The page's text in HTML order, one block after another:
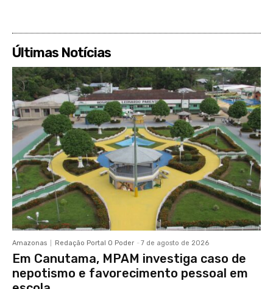
Últimas Notícias
Amazonas Redação Portal O Poder - 7 de agosto de 2026
Em Canutama, MPAM investiga caso de
nepotismo e favorecimento pessoal em